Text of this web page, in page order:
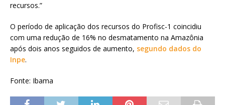
recursos.”
O período de aplicação dos recursos do Profisc-1 coincidiu
com uma redução de 16% no desmatamento na Amazônia
após dois anos seguidos de aumento, segundo dados do
Inpe.
Fonte: Ibama